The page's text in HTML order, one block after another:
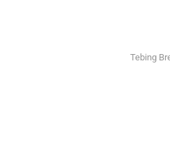
Klik Di
Tebing